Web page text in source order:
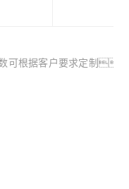
可根据客户要求定制